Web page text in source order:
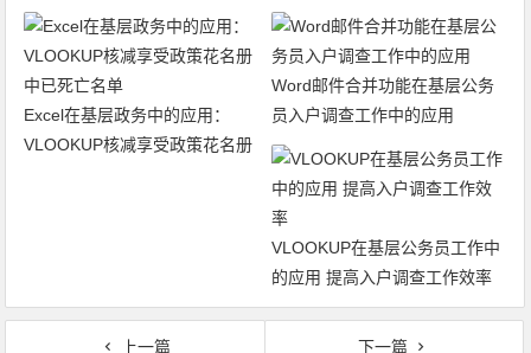
提示 关键字输入 图文
VBAYYDS
Excel在基层政务中的应用：
VLOOKUP核减享受政策花名册
Word邮件合并功能在基层公务
员入户调查工作中的应用
VLOOKUP在基层公务员工作中
的应用 提高入户调查工作效率
上一篇 下一篇